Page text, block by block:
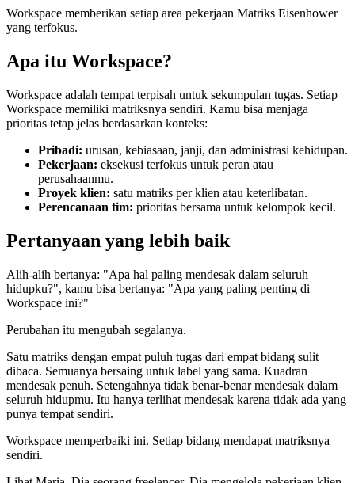
Workspace memberikan setiap area pekerjaan Matriks Eisenhower
yang terfokus.
Apa itu Workspace?
Workspace adalah tempat terpisah untuk sekumpulan tugas. Setiap
Workspace memiliki matriksnya sendiri. Kamu bisa menjaga
prioritas tetap jelas berdasarkan konteks:
Pribadi: urusan, kebiasaan, janji, dan administrasi kehidupan.
Pekerjaan: eksekusi terfokus untuk peran atau
perusahaanmu.
Proyek klien: satu matriks per klien atau keterlibatan.
Perencanaan tim: prioritas bersama untuk kelompok kecil.
Pertanyaan yang lebih baik
Alih-alih bertanya: "Apa hal paling mendesak dalam seluruh
hidupku?", kamu bisa bertanya: "Apa yang paling penting di
Workspace ini?"
Perubahan itu mengubah segalanya.
Satu matriks dengan empat puluh tugas dari empat bidang sulit
dibaca. Semuanya bersaing untuk label yang sama. Kuadran
mendesak penuh. Setengahnya tidak benar-benar mendesak dalam
seluruh hidupmu. Itu hanya terlihat mendesak karena tidak ada yang
punya tempat sendiri.
Workspace memperbaiki ini. Setiap bidang mendapat matriksnya
sendiri.